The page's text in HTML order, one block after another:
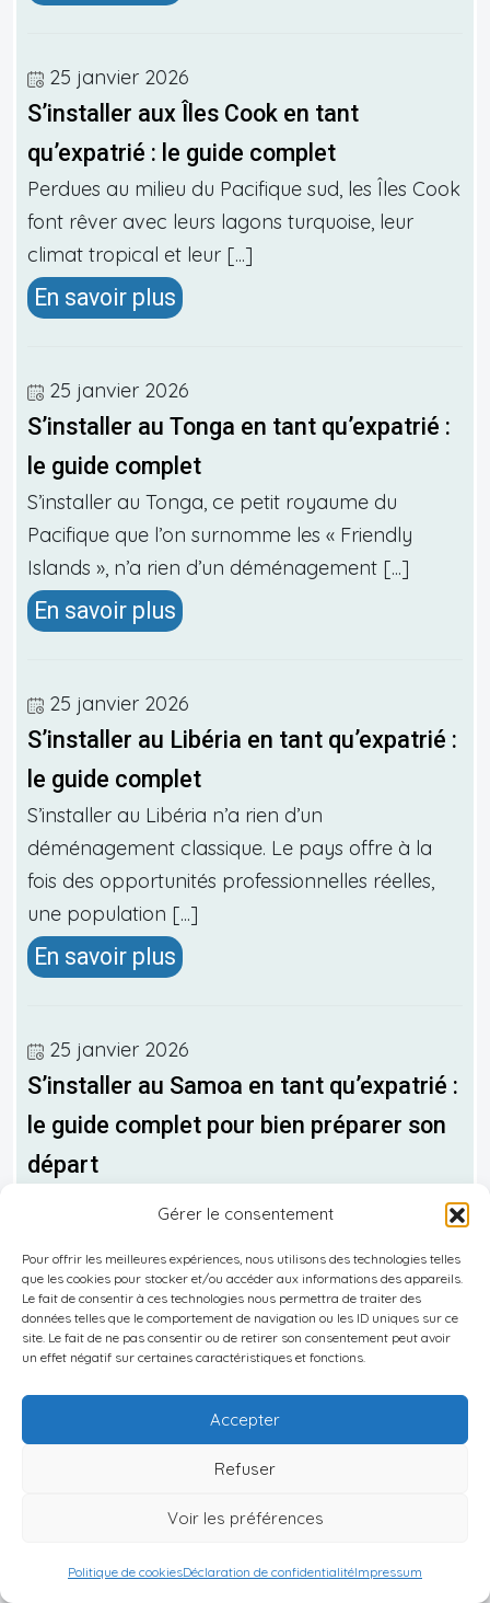
Gérer le consentement
Pour offrir les meilleures expériences, nous utilisons des technologies telles
que les cookies pour stocker et/ou accéder aux informations des appareils.
Le fait de consentir à ces technologies nous permettra de traiter des
données telles que le comportement de navigation ou les ID uniques sur ce
site. Le fait de ne pas consentir ou de retirer son consentement peut avoir
un effet négatif sur certaines caractéristiques et fonctions.
Accepter
Refuser
Voir les préférences
Politique de cookiesDéclaration de confidentialitéImpressum
25 janvier 2026
S’installer aux Îles Cook en tant
qu’expatrié : le guide complet
Perdues au milieu du Pacifique sud, les Îles Cook
font rêver avec leurs lagons turquoise, leur
climat tropical et leur [...]
En savoir plus
25 janvier 2026
S’installer au Tonga en tant qu’expatrié :
le guide complet
S’installer au Tonga, ce petit royaume du
Pacifique que l’on surnomme les « Friendly
Islands », n’a rien d’un déménagement [...]
En savoir plus
25 janvier 2026
S’installer au Libéria en tant qu’expatrié :
le guide complet
S’installer au Libéria n’a rien d’un
déménagement classique. Le pays offre à la
fois des opportunités professionnelles réelles,
une population [...]
En savoir plus
25 janvier 2026
S’installer au Samoa en tant qu’expatrié :
le guide complet pour bien préparer son
départ
quotidienne est rythmée [...]
En savoir plus
25 janvier 2026
S’installer à Saint-Christophe-et-Niévès
en tant qu’expatrié : le guide complet
Située au cœur des Petites Antilles, la
de plus en plus de retraités, de télétravailleurs